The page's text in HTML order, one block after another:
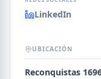
LinkedIn
UBICACIÓN
Reconquistas